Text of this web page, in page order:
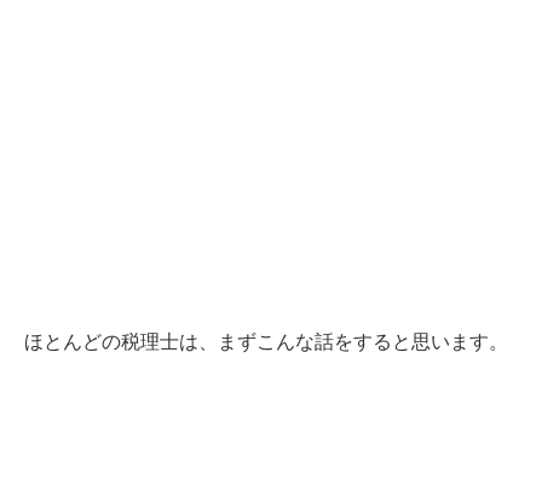
ほとんどの税理士は、まずこんな話をすると思います。